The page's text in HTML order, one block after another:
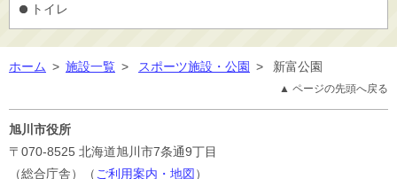
トイレ
ホーム > 施設一覧 > スポーツ施設・公園 > 新富公園
▲ ページの先頭へ戻る
旭川市役所
〒070-8525 北海道旭川市7条通9丁目
（総合庁舎）（ ご利用案内・地図 ）